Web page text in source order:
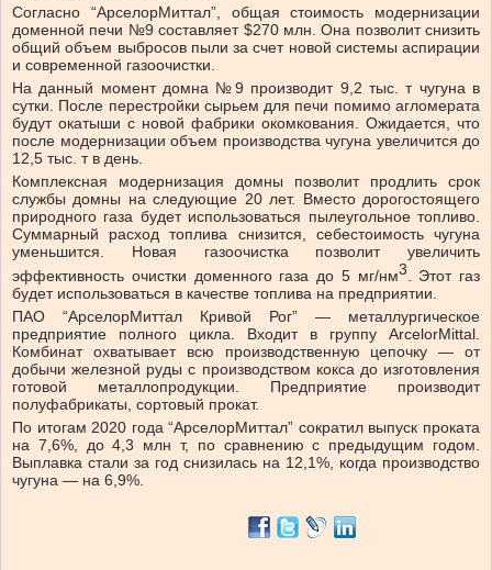
Согласно “АрселорМиттал”, общая стоимость модернизации
доменной печи №9 составляет $270 млн. Она позволит снизить
общий объем выбросов пыли за счет новой системы аспирации
и современной газоочистки.
На данный момент домна №9 производит 9,2 тыс. т чугуна в
сутки. После перестройки сырьем для печи помимо агломерата
будут окатыши с новой фабрики окомкования. Ожидается, что
после модернизации объем производства чугуна увеличится до
12,5 тыс. т в день.
Комплексная модернизация домны позволит продлить срок
службы домны на следующие 20 лет. Вместо дорогостоящего
природного газа будет использоваться пылеугольное топливо.
Суммарный расход топлива снизится, себестоимость чугуна
уменьшится. Новая газоочистка позволит увеличить
эффективность очистки доменного газа до 5 мг/нм3. Этот газ
будет использоваться в качестве топлива на предприятии.
ПАО “АрселорМиттал Кривой Рог” — металлургическое
предприятие полного цикла. Входит в группу ArcelorMittal.
Комбинат охватывает всю производственную цепочку — от
добычи железной руды с производством кокса до изготовления
готовой металлопродукции. Предприятие производит
полуфабрикаты, сортовый прокат.
По итогам 2020 года “АрселорМиттал” сократил выпуск проката
на 7,6%, до 4,3 млн т, по сравнению с предыдущим годом.
Выплавка стали за год снизилась на 12,1%, когда производство
чугуна — на 6,9%.